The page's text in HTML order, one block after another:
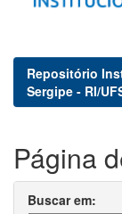
Repositório
Sergipe - RI/
Página
Buscar em: